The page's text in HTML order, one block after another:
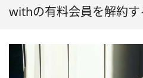
withの有料会員を解約す